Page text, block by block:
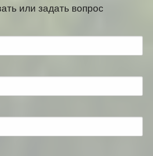
или задать вопрос